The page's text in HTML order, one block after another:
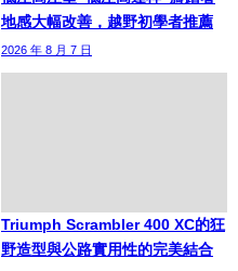
地感大幅改善，越野初學者推薦
2026 年 8 月 7 日
Triumph Scrambler 400 XC的狂
野造型與公路實用性的完美結合